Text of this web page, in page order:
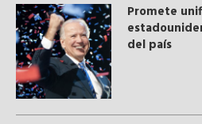
Promete
del país